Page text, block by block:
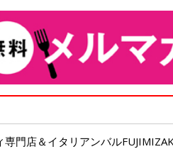
門店＆イタリアンバル